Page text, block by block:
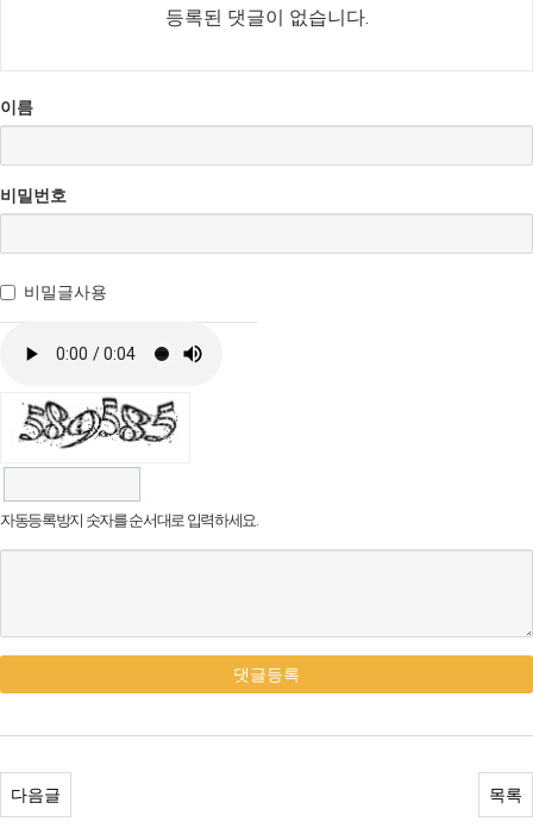
등록된 댓글이 없습니다.
이름
비밀번호
비밀글사용
자동등록방지 숫자를 순서대로 입력하세요.
댓글등록
다음글 목록